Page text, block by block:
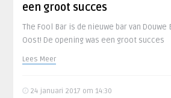
een groot succes
The Fool Bar is de nieuwe bar van Douwe
Oost! De opening was een groot succes
Lees Meer
24 januari 2017 om 14:30